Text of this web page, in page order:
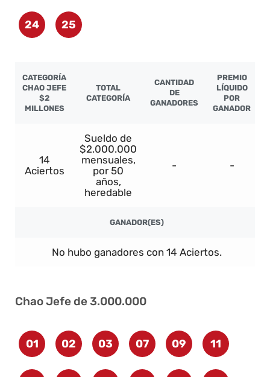
24 25
CATEGORÍA
CHAO JEFE
$2
MILLONES
TOTAL
CATEGORÍA
CANTIDAD
DE
GANADORES
PREMIO
LÍQUIDO
POR
GANADOR
14
Aciertos
Sueldo de
$2.000.000
mensuales,
por 50
años,
heredable
- -
GANADOR(ES)
No hubo ganadores con 14 Aciertos.
Chao Jefe de 3.000.000
01 02 03 07 09 11